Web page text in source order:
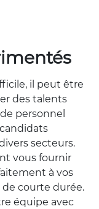
il peut être
des talents
personnel
secteurs.
vous fournir
à vos
de courte durée.
équipe avec